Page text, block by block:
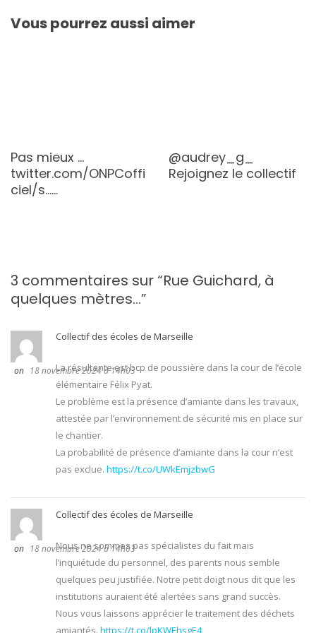
Vous pourrez aussi aimer
Pas mieux …
twitter.com/ONPCoffi
ciel/s……
@audrey_g_
Rejoignez le collectif
3 commentaires sur “Rue Guichard, à
quelques mètres…”
Collectif des écoles de Marseille
18 novembre 2024 à 14h03
La résultante est bcp de poussière dans la cour de l’école
élémentaire Félix Pyat.
Le problème est la présence d’amiante dans les travaux,
attestée par l’environnement de sécurité mis en place sur
le chantier.
La probabilité de présence d’amiante dans la cour n’est
pas exclue. https://t.co/UWkEmjzbwG
Collectif des écoles de Marseille
18 novembre 2024 à 14h03
Nous ne sommes pas spécialistes du fait mais
l’inquiétude du personnel, des parents nous semble
quelques peu justifiée. Notre petit doigt nous dit que les
institutions auraient été alertées sans grand succès.
Nous vous laissons apprécier le traitement des déchets
amiantés. https://t.co/lpKWEhsgE4